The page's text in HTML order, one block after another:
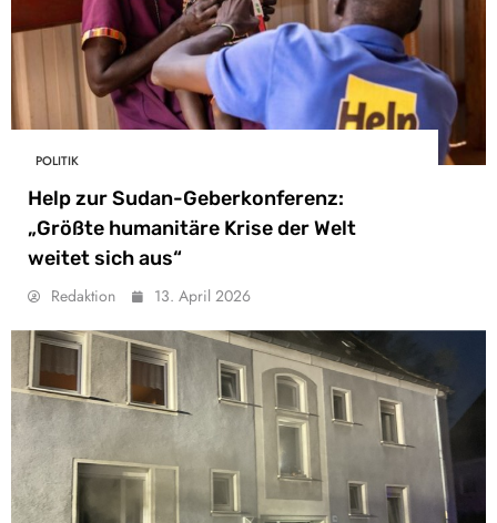
POLITIK
Help zur Sudan-Geberkonferenz:
„Größte humanitäre Krise der Welt
weitet sich aus“
Redaktion 13. April 2026